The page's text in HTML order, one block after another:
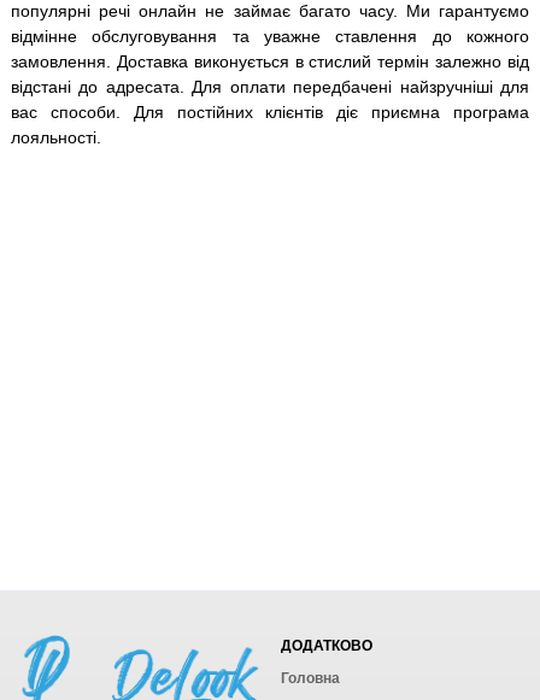
популярні речі онлайн не займає багато часу. Ми гарантуємо
відмінне обслуговування та уважне ставлення до кожного
замовлення. Доставка виконується в стислий термін залежно від
відстані до адресата. Для оплати передбачені найзручніші для
вас способи. Для постійних клієнтів діє приємна програма
лояльності.
ДОДАТКОВО
Головна